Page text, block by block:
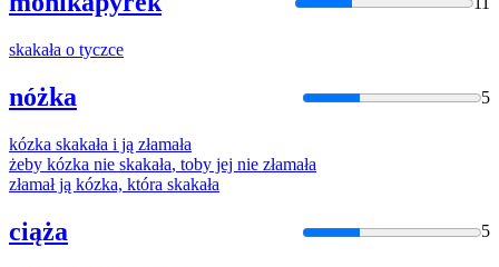
skakała o tyczce
nóżka 5
kózka skakała i ją złamała
żeby kózka nie skakała, toby jej nie złamała
złamał ją kózka, która skakała
ciąża 5